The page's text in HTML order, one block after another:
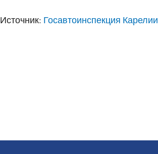
Источник: Госавтоинспекция Карелии